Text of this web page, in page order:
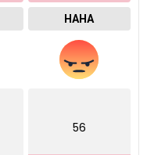
HAHA
56